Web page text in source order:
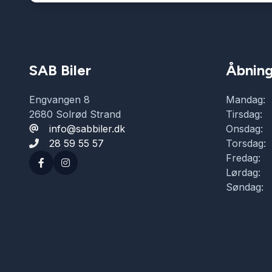
SAB Biler
Engvangen 8
2680 Solrød Strand
info@sabbiler.dk
28 59 55 57
Mandag:
Tirsdag:
Onsdag:
Torsdag:
Fredag:
Lørdag:
Søndag: